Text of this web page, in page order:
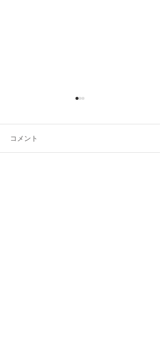
コメント